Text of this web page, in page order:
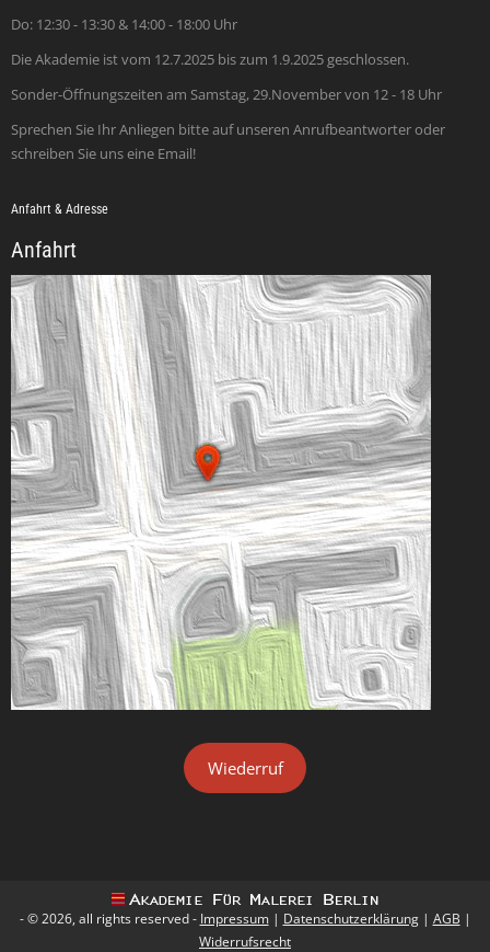
Do: 12:30 - 13:30 & 14:00 - 18:00 Uhr
Die Akademie ist vom 12.7.2025 bis zum 1.9.2025 geschlossen.
Sonder-Öffnungszeiten am Samstag, 29.November von 12 - 18 Uhr
Sprechen Sie Ihr Anliegen bitte auf unseren Anrufbeantworter oder
schreiben Sie uns eine Email!
Anfahrt & Adresse
Anfahrt
Wiederruf
- © 2026, all rights reserved - Impressum| Datenschutzerklärung| AGB |
Widerrufsrecht